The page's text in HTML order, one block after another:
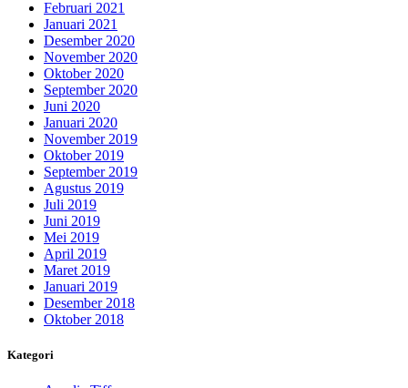
Februari 2021
Januari 2021
Desember 2020
November 2020
Oktober 2020
September 2020
Juni 2020
Januari 2020
November 2019
Oktober 2019
September 2019
Agustus 2019
Juli 2019
Juni 2019
Mei 2019
April 2019
Maret 2019
Januari 2019
Desember 2018
Oktober 2018
Kategori